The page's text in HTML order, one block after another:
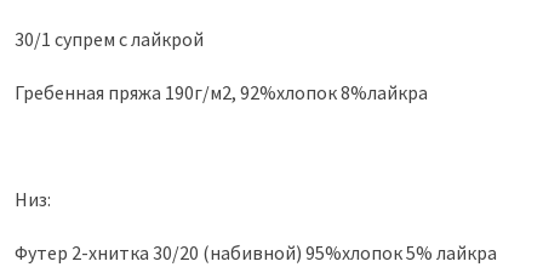
30/1 супрем с лайкрой
Гребенная пряжа 190г/м2, 92%хлопок 8%лайкра
Низ:
Футер 2-хнитка 30/20 (набивной) 95%хлопок 5% лайкра